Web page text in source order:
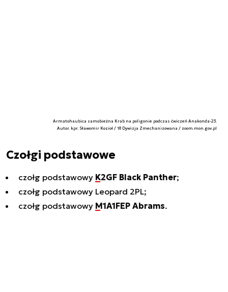
Armatohaubica samobieżna Krab na poligonie podczas ćwiczeń Anakonda-23.
Autor. kpr. Sławomir Kozioł / 18 Dywizja Zmechanizowana / zoom.mon.gov.pl
Czołgi podstawowe
czołg podstawowy K2GF Black Panther;
czołg podstawowy Leopard 2PL;
czołg podstawowy M1A1FEP Abrams.